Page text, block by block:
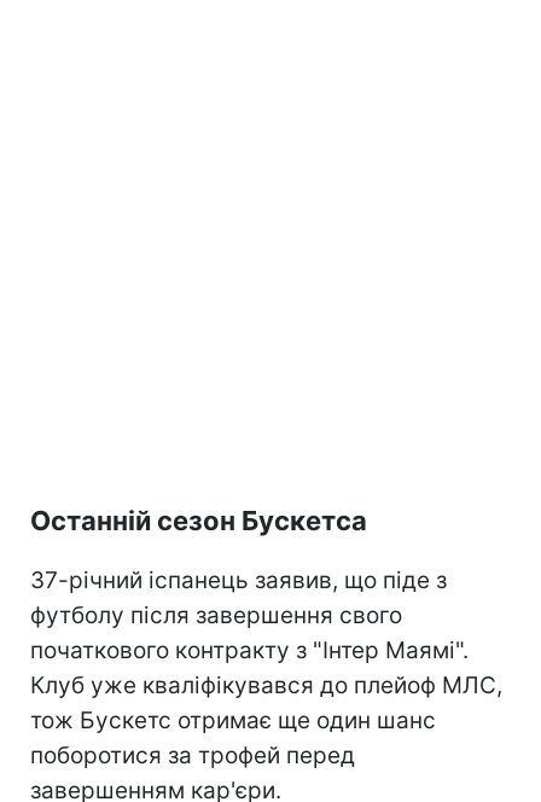
Останній сезон Бускетса
37-річний іспанець заявив, що піде з
футболу після завершення свого
початкового контракту з "Інтер Маямі".
Клуб уже кваліфікувався до плейоф МЛС,
тож Бускетс отримає ще один шанс
поборотися за трофей перед
завершенням кар'єри.